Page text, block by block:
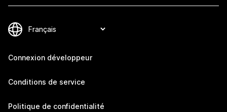
Connexion développeur
Conditions de service
Politique de confidentialité